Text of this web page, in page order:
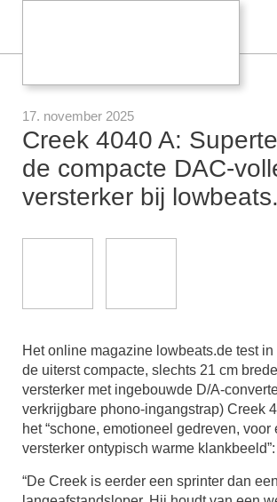
17. november 2025
Creek 4040 A:
de compacte DAC-
versterker bij
Het online magazine lowbeats.de test
de uiterst compacte, slechts 21 cm
versterker met ingebouwde D/A-
verkrijgbare phono-ingangstrap) Creek
het “schone, emotioneel gedreven, voor
versterker ontypisch warme klankbeeld”:
“De Creek is eerder een sprinter dan een